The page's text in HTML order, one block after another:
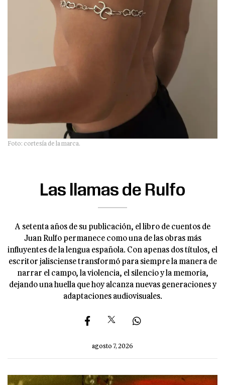
Foto: cortesía de la marca.
Las llamas de Rulfo
A setenta años de su publicación, el libro de cuentos de
Juan Rulfo permanece como una de las obras más
influyentes de la lengua española. Con apenas dos títulos, el
escritor jalisciense transformó para siempre la manera de
narrar el campo, la violencia, el silencio y la memoria,
dejando una huella que hoy alcanza nuevas generaciones y
adaptaciones audiovisuales.
agosto 7, 2026